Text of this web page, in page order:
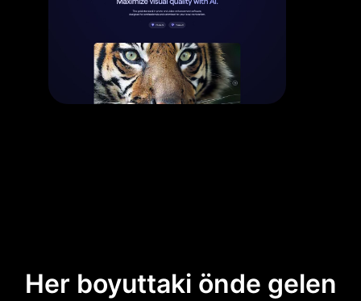
Her boyuttaki önde gelen